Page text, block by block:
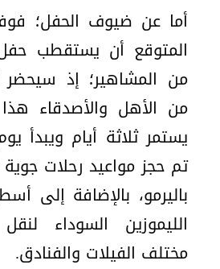
أما عن ضيوف الحفل؛
المتوقع أن يستقطب
من المشاهير؛ إذ
من الأهل والأصدقاء
يستمر ثلاثة أيام ويبدأ
تم حجز مواعيد رحلات
باليرمو، بالإضافة إلى
الليموزين السوداء
مختلف الفيلات والفنادق.